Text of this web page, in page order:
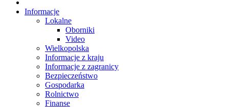
Informacje
Lokalne
Oborniki
Video
Wielkopolska
Informacje z kraju
Informacje z zagranicy
Bezpieczeństwo
Gospodarka
Rolnictwo
Finanse